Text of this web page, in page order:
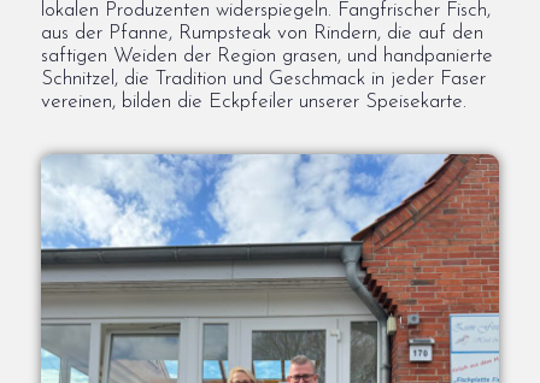
lokalen Produzenten widerspiegeln. Fangfrischer Fisch,
aus der Pfanne, Rumpsteak von Rindern, die auf den
saftigen Weiden der Region grasen, und handpanierte
Schnitzel, die Tradition und Geschmack in jeder Faser
vereinen, bilden die Eckpfeiler unserer Speisekarte.